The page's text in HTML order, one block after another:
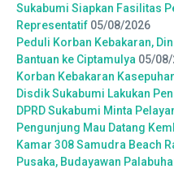
Sukabumi Siapkan Fasilitas
Representatif 05/08/2026
Peduli Korban Kebakaran,
Bantuan ke Ciptamulya 05/
Korban Kebakaran
Disdik Sukabumi Lakukan
DPRD Sukabumi Minta
Pengunjung Mau Datang
Kamar 308 Samudra Beach
Pusaka, Budayawan